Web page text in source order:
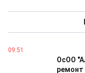
09:51
ОсОО
ремонт